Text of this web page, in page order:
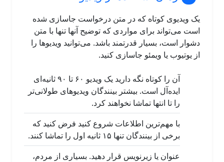
یک ویدیوی کوتاه که در متن درخواست جاسازی شده
است می‌تواند برای مواردی که توضیح آنها تنها با متن
دشوار است، بسیار قدرتمند باشد. می‌توانید ویدیوها را
از یوتیوب یا ویمئو جاسازی کنید.
آن را کوتاه نگه دارید یک ویدیو ۶۰ تا ۹۰ ثانیه‌ای
ایده‌آل است. بیشتر بینندگان ویدیوهای طولانی‌تر
را تا انتها تماشا نخواهند کرد.
با مهم‌ترین اطلاعات شروع کنید فرض کنید که
برخی از بینندگان تنها ۱۵ ثانیه اول را تماشا کنند.
عنوان یا زیرنویس قرار دهید. بسیاری از مردم،